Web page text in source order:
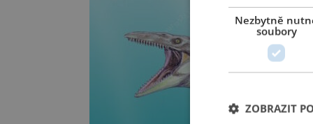
Nezbytně
soubory
ZOBRAZIT